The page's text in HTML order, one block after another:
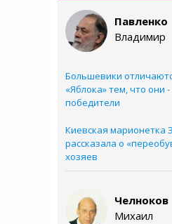
Павленко
Владимир
Большевики
«Яблока» тем, что они -
победители
Киевская марионетка
рассказала о
хозяев
Челноков
Михаил